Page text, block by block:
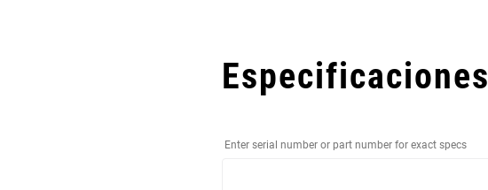
Especificaciones
Enter serial number or part number for exact specs